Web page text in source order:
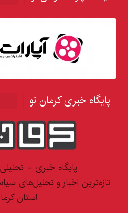
پایگاه خبری کرمان نو
پایگاه خبری -
تازه‌ترین اخبار و تحلیل‌های
استان